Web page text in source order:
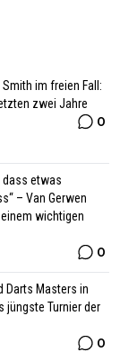
im freien Fall:
zwei Jahre
0
dass etwas
– Van Gerwen
wichtigen
0
Darts Masters in
jüngste Turnier der
0